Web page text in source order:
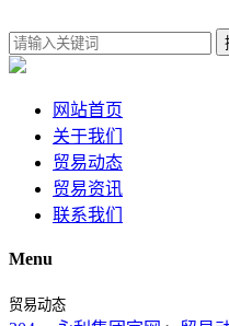
网站首页
关于我们
贸易动态
贸易资讯
联系我们
Menu
贸易动态